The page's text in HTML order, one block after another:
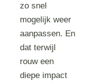
zo snel
mogelijk weer
aanpassen. En
dat terwijl
rouw een
diepe impact